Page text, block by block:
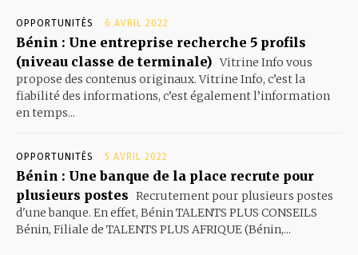
OPPORTUNITÉS 6 AVRIL 2022
Bénin : Une entreprise recherche 5 profils
(niveau classe de terminale) Vitrine Info vous
propose des contenus originaux. Vitrine Info, c’est la
fiabilité des informations, c’est également l’information
en temps...
OPPORTUNITÉS 5 AVRIL 2022
Bénin : Une banque de la place recrute pour
plusieurs postes Recrutement pour plusieurs postes
d'une banque. En effet, Bénin TALENTS PLUS CONSEILS
Bénin, Filiale de TALENTS PLUS AFRIQUE (Bénin,...